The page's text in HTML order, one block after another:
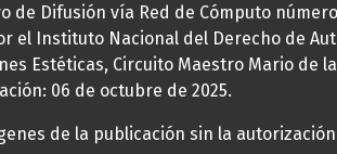
Difusión vía Red de Cómputo número
el Instituto Nacional del Derecho de
Estéticas, Circuito Maestro Mario de
06 de octubre de 2025.
de la publicación sin la